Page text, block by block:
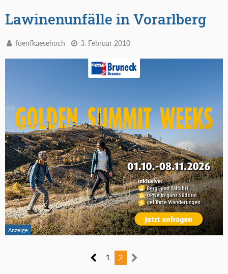
Lawinenunfälle in Vorarlberg
fuenfkaesehoch 3. Februar 2010
1 2